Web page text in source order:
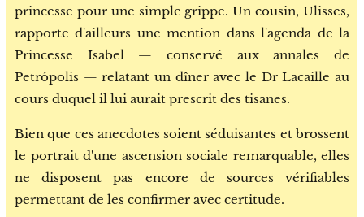
princesse pour une simple grippe. Un cousin, Ulisses,
rapporte d'ailleurs une mention dans l'agenda de la
Princesse Isabel — conservé aux annales de
Petrópolis — relatant un dîner avec le Dr Lacaille au
cours duquel il lui aurait prescrit des tisanes.
Bien que ces anecdotes soient séduisantes et brossent
le portrait d'une ascension sociale remarquable, elles
ne disposent pas encore de sources vérifiables
permettant de les confirmer avec certitude.